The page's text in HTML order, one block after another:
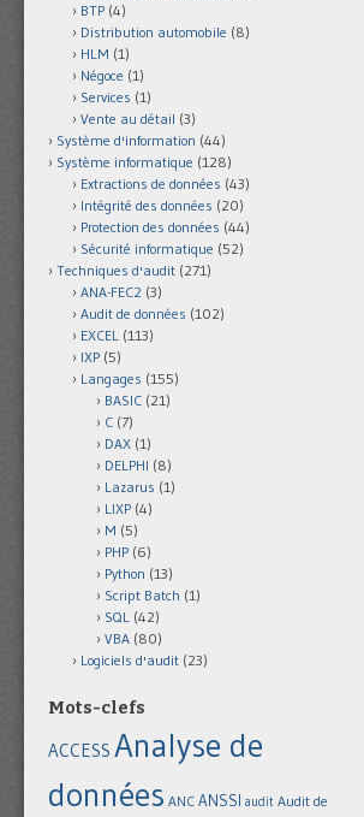
BTP (4)
Distribution automobile (8)
HLM (1)
Négoce (1)
Services (1)
Vente au détail (3)
Système d'information (44)
Système informatique (128)
Extractions de données (43)
Intégrité des données (20)
Protection des données (44)
Sécurité informatique (52)
Techniques d'audit (271)
ANA-FEC2 (3)
Audit de données (102)
EXCEL (113)
IXP (5)
Langages (155)
BASIC (21)
C (7)
DAX (1)
DELPHI (8)
Lazarus (1)
LIXP (4)
M (5)
PHP (6)
Python (13)
Script Batch (1)
SQL (42)
VBA (80)
Logiciels d'audit (23)
Mots-clefs
ACCESS Analyse de
données ANC ANSSI audit Audit de